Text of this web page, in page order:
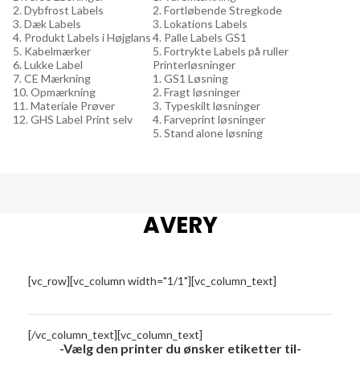
2. Dybfrost Labels
3. Dæk Labels
4. Produkt Labels i Højglans
5. Kabelmærker
6. Lukke Label
7. CE Mærkning
10. Opmærkning
11. Materiale Prøver
12. GHS Label Print selv
2. Fortløbende Stregkode
3. Lokations Labels
4. Palle Labels GS1
5. Fortrykte Labels på ruller
Printerløsninger
1. GS1 Løsning
2. Fragt løsninger
3. Typeskilt løsninger
4. Farveprint løsninger
5. Stand alone løsning
AVERY
[vc_row][vc_column width="1/1"][vc_column_text]
[/vc_column_text][vc_column_text]
-Vælg den printer du ønsker etiketter til-